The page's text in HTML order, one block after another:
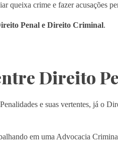
queixa crime e fazer acusações
Penal e Direito Criminal.
Direito
e suas vertentes, já o
em uma Advocacia